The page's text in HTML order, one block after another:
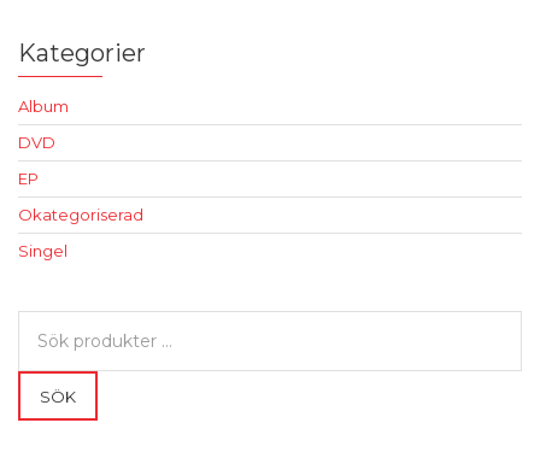
Kategorier
Album
DVD
EP
Okategoriserad
Singel
efter:
SÖK